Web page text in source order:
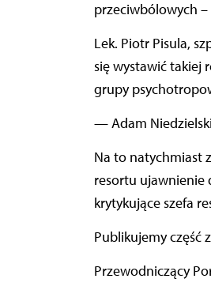
przeciwbólowych –
Lek. Piotr Pisula,
się wystawić takiej
grupy
— Adam
Na to natychmiast
resortu ujawnienie
krytykujące szefa
Publikujemy część
Przewodniczący